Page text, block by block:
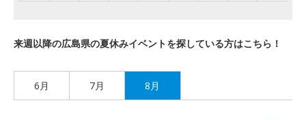
来週以降の広島県の夏休みイベントを探している方はこちら！
6月 7月 8月